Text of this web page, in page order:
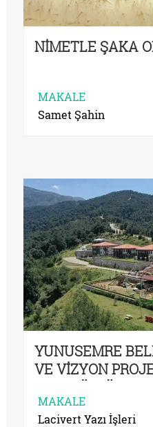
NİMETLE ŞAKA
MAKALE
Samet Şahin
YUNUSEMRE
VE VİZYON
SIRA KÜLTÜR VE
ÇALIŞMALARI DA
MAKALE
Lacivert Yazı İşleri